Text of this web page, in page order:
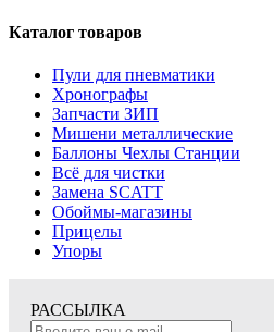
Каталог товаров
Пули для пневматики
Хронографы
Запчасти ЗИП
Мишени металлические
Баллоны Чехлы Станции
Всё для чистки
Замена SCATT
Обоймы-магазины
Прицелы
Упоры
РАССЫЛКА